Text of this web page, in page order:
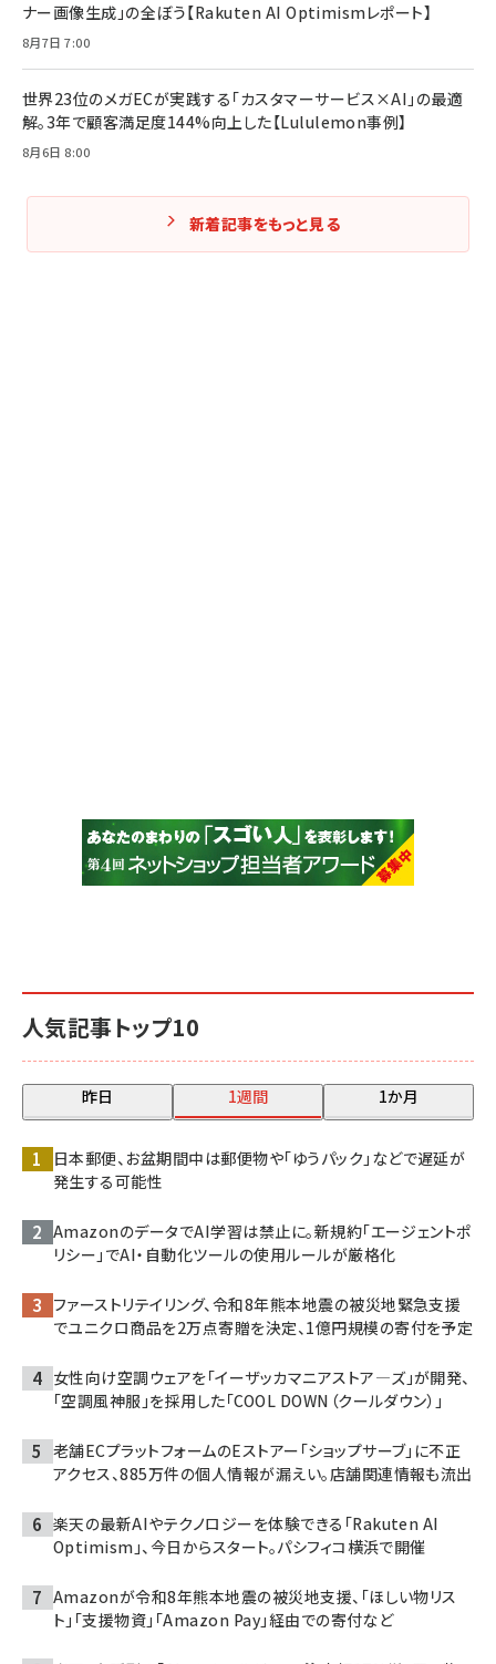
人気記事トップ10
昨日 1週間 1か月
日本郵便、お盆期間中は郵便物や「ゆうパック」などで遅延が
発生する可能性
AmazonのデータでAI学習は禁止に。新規約「エージェントポ
リシー」でAI・自動化ツールの使用ルールが厳格化
ファーストリテイリング、令和8年熊本地震の被災地緊急支援
でユニクロ商品を2万点寄贈を決定、1億円規模の寄付を予定
女性向け空調ウェアを「イーザッカマニアストア―ズ」が開発、
「空調風神服」を採用した「COOL DOWN（クールダウン）」
老舗ECプラットフォームのEストアー「ショップサーブ」に不正
アクセス、885万件の個人情報が漏えい。店舗関連情報も流出
楽天の最新AIやテクノロジーを体験できる「Rakuten AI
Optimism」、今日からスタート。パシフィコ横浜で開催
Amazonが令和8年熊本地震の被災地支援、「ほしい物リス
ト」「支援物資」「Amazon Pay」経由での寄付など
ナー画像生成」の全ぼう【Rakuten AI Optimismレポート】
8月7日 7:00
世界23位のメガECが実践する「カスタマーサービス×AI」の最適
解。3年で顧客満足度144%向上した【Lululemon事例】
8月6日 8:00
新着記事をもっと見る